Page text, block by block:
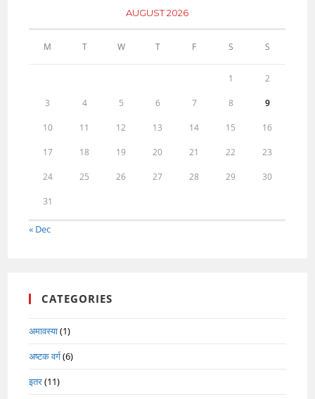
AUGUST 2026
M T W T F S S
1 2
3 4 5 6 7 8 9
10 11 12 13 14 15 16
17 18 19 20 21 22 23
24 25 26 27 28 29 30
31
« Dec
CATEGORIES
अमावस्या(1)
अष्टक वर्ग(6)
इतर(11)